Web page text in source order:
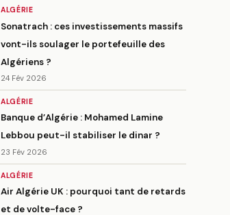
ALGÉRIE
Sonatrach : ces investissements massifs
vont-ils soulager le portefeuille des
Algériens ?
24 Fév 2026
ALGÉRIE
Banque d’Algérie : Mohamed Lamine
Lebbou peut-il stabiliser le dinar ?
23 Fév 2026
ALGÉRIE
Air Algérie UK : pourquoi tant de retards
et de volte-face ?